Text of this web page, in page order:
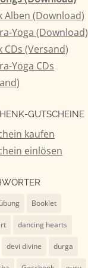
Alben (Download)
Yoga (Download)
CDs (Versand)
Yoga CDs
GUTSCHEINE
kaufen
einlösen
Booklet
dancing hearts
devi divine durga